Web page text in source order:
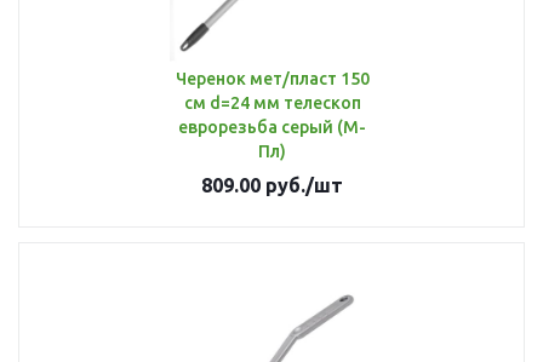
Черенок мет/пласт 150
см d=24 мм телескоп
еврорезьба серый (М-
Пл)
809.00 руб./шт